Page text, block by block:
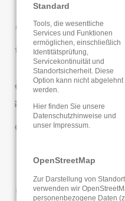
Kontaktdaten
Katholische
Nordanlage 45
35390 Gießen
0641/35483
E-Mail senden
Google Routenplaner
Öffnungszeiten
Standard
Tools, die wesentliche
Services und Funktionen
ermöglichen, einschließlich
Identitätsprüfung,
Servicekontinuität und
Standortsicherheit. Diese
Option kann nicht abgelehnt
werden.
Hier finden Sie unsere
Datenschutzhinweise und
unser Impressum
OpenStreetMap
Zur Darstellung von
verwenden wir
personenbezogene Daten